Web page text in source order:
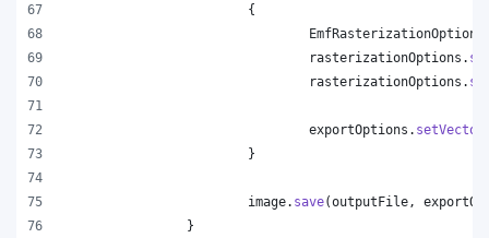
			{
EmfRasterizationOptions
rasterizationOptions .
rasterizationOptions .
exportOptions .
			}
image. save(outputFile ,
		}